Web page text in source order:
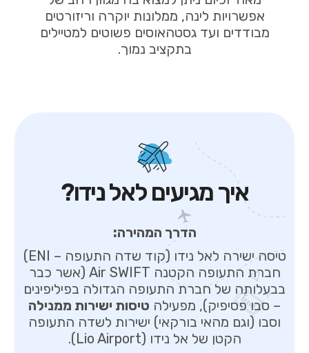
אפשרויות לינה, ממלונות יוקרה וריזורטים
מבודדים ועד גסטהאוסים פשוטים למטיילים
בתקציב נמוך.
איך מגיעים לאל נידו?
הדרך המהירה:
טיסה ישירה לאל נידו (קוד שדה התעופה – ENI)
חברת התעופה הקטנה Air SWIFT (אשר כבר
בבעלותה של חברת התעופה הגדולה בפיליפינים
– סבו פסיפיק), מפעילה טיסות ישירות ממנילה
וסבו (וגם מהאי בורקאי) ישירות לשדה התעופה
הקטן של אל נידו (Lio Airport).